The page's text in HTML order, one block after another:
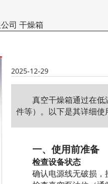
司 干燥箱
2025-12-29
真空干燥箱通过在
件等）。以下是其详细使
一、使用前准备
检查设备状态
确认电源线无破损，